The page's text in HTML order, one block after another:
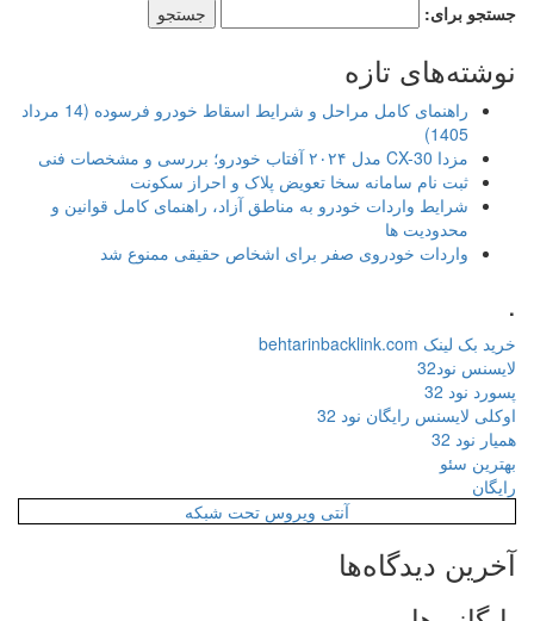
جستجو برای:
نوشته‌های تازه
راهنمای کامل مراحل و شرایط اسقاط خودرو فرسوده (14 مرداد
1405)
مزدا CX-30 مدل ۲۰۲۴ آفتاب خودرو؛ بررسی و مشخصات فنی
ثبت نام سامانه سخا تعویض پلاک و احراز سکونت
شرایط واردات خودرو به مناطق آزاد، راهنمای کامل قوانین و
محدودیت ها
واردات خودروی صفر برای اشخاص حقیقی ممنوع شد
خرید بک لینک behtarinbacklink.com
لایسنس نود32
پسورد نود 32
اوکلی لایسنس رایگان نود 32
همیار نود 32
بهترین سئو
رایگان
آنتی ویروس تحت شبکه
آخرین دیدگاه‌ها